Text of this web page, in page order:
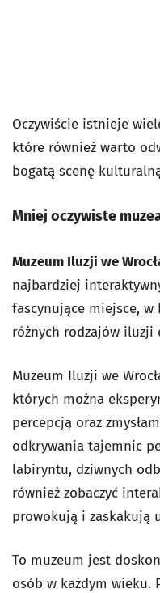
Oczywiście istnieje
które również warto
bogatą scenę
Mniej oczywiste
Muzeum Iluzji we
najbardziej
fascynujące miejsce,
różnych rodzajów iluzji
Muzeum Iluzji we
których można
percepcją oraz
odkrywania tajemnic
labiryntu, dziwnych
również zobaczyć
prowokują i zaskakują
To muzeum jest
osób w każdym wieku.